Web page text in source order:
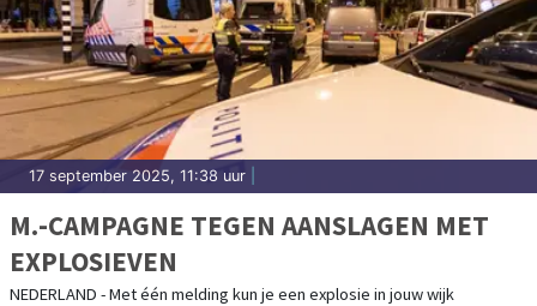
17 september 2025, 11:38 uur
M.-CAMPAGNE TEGEN AANSLAGEN MET
EXPLOSIEVEN
NEDERLAND - Met één melding kun je een explosie in jouw wijk